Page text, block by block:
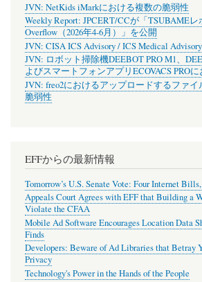
JVN: NetKids iMarkにおける複数の脆弱性
Weekly Report: JPCERT/CCが「TSUBAMEレ
Overflow（2026年4-6月）」を公開
JVN: CISA ICS Advisory / ICS Medical Advisory
JVN: ロボット掃除機DEEBOT PRO M1、
よびスマートフォンアプリECOVACS PRO
JVN: freo2におけるアップロードするファ
脆弱性
EFFからの最新情報
Tomorrow’s U.S. Senate Vote: Four Internet
Appeals Court Agrees with EFF that Building a
Violate the CFAA
Mobile Ad Software Encourages Location Data
Finds
Developers: Beware of Ad Libraries that Betray
Privacy
Technology's Power in the Hands of the People